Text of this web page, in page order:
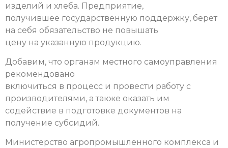
изделий и хлеба. Предприятие,
получившее государственную поддержку, берет
на себя обязательство не повышать
цену на указанную продукцию.
Добавим, что органам местного самоуправления
рекомендовано
включиться в процесс и провести работу с
производителями, а также оказать им
содействие в подготовке документов на
получение субсидий.
Министерство агропромышленного комплекса и